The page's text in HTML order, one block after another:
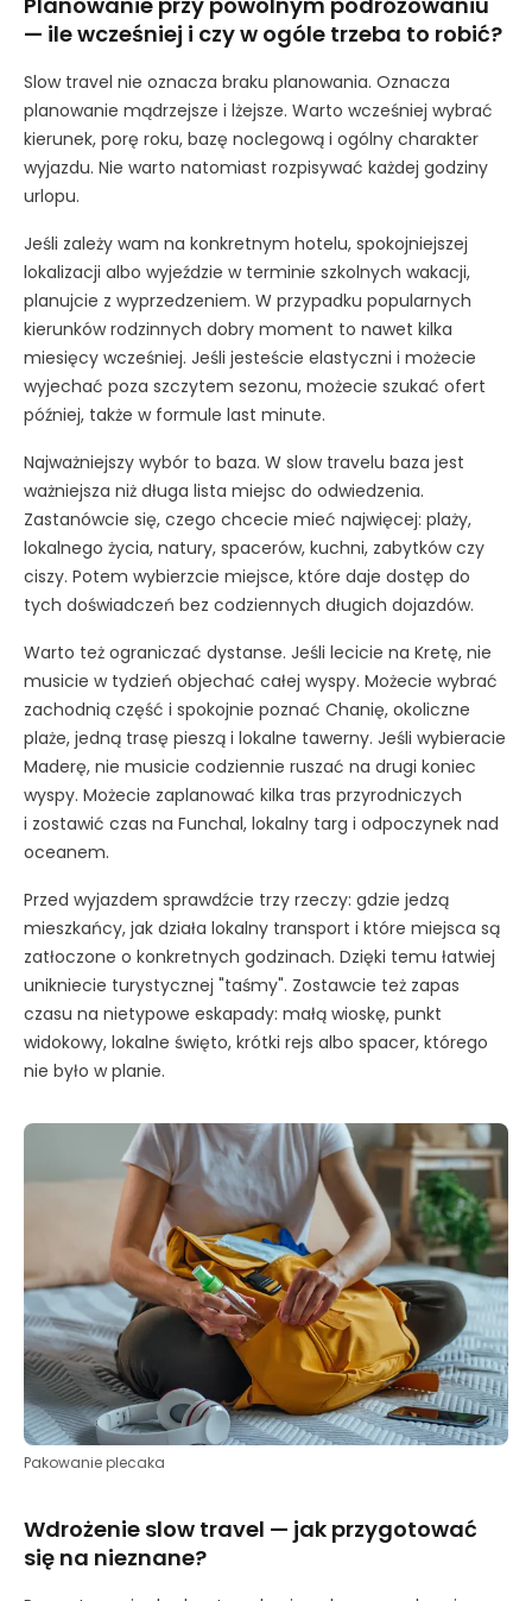
— ile wcześniej i czy w ogóle trzeba to robić?
Slow travel nie oznacza braku planowania. Oznacza
planowanie mądrzejsze i lżejsze. Warto wcześniej wybrać
kierunek, porę roku, bazę noclegową i ogólny charakter
wyjazdu. Nie warto natomiast rozpisywać każdej godziny
urlopu.
Jeśli zależy wam na konkretnym hotelu, spokojniejszej
lokalizacji albo wyjeździe w terminie szkolnych wakacji,
planujcie z wyprzedzeniem. W przypadku popularnych
kierunków rodzinnych dobry moment to nawet kilka
miesięcy wcześniej. Jeśli jesteście elastyczni i możecie
wyjechać poza szczytem sezonu, możecie szukać ofert
później, także w formule last minute.
Najważniejszy wybór to baza. W slow travelu baza jest
ważniejsza niż długa lista miejsc do odwiedzenia.
Zastanówcie się, czego chcecie mieć najwięcej: plaży,
lokalnego życia, natury, spacerów, kuchni, zabytków czy
ciszy. Potem wybierzcie miejsce, które daje dostęp do
tych doświadczeń bez codziennych długich dojazdów.
Warto też ograniczać dystanse. Jeśli lecicie na Kretę, nie
musicie w tydzień objechać całej wyspy. Możecie wybrać
zachodnią część i spokojnie poznać Chanię, okoliczne
plaże, jedną trasę pieszą i lokalne tawerny. Jeśli wybieracie
Maderę, nie musicie codziennie ruszać na drugi koniec
wyspy. Możecie zaplanować kilka tras przyrodniczych
i zostawić czas na Funchal, lokalny targ i odpoczynek nad
oceanem.
Przed wyjazdem sprawdźcie trzy rzeczy: gdzie jedzą
mieszkańcy, jak działa lokalny transport i które miejsca są
zatłoczone o konkretnych godzinach. Dzięki temu łatwiej
unikniecie turystycznej "taśmy". Zostawcie też zapas
czasu na nietypowe eskapady: małą wioskę, punkt
widokowy, lokalne święto, krótki rejs albo spacer, którego
nie było w planie.
Pakowanie plecaka
Wdrożenie slow travel — jak przygotować
się na nieznane?